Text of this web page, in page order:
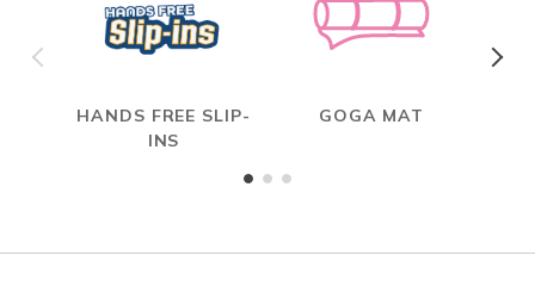
HANDS FREE SLIP-
INS
GOGA MAT